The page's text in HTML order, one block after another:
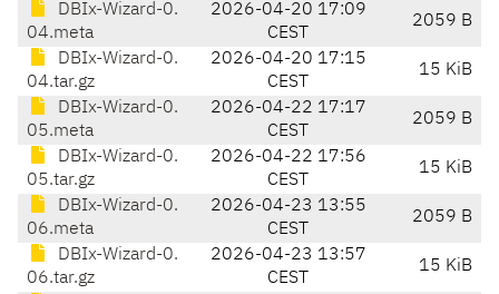
DBIx-Wizard-0.
04.meta
2026-04-20 17:09
CEST
2059 B
DBIx-Wizard-0.
04.tar.gz
2026-04-20 17:15
CEST
15 KiB
DBIx-Wizard-0.
05.meta
2026-04-22 17:17
CEST
2059 B
DBIx-Wizard-0.
05.tar.gz
2026-04-22 17:56
CEST
15 KiB
DBIx-Wizard-0.
06.meta
2026-04-23 13:55
CEST
2059 B
DBIx-Wizard-0.
06.tar.gz
2026-04-23 13:57
CEST
15 KiB